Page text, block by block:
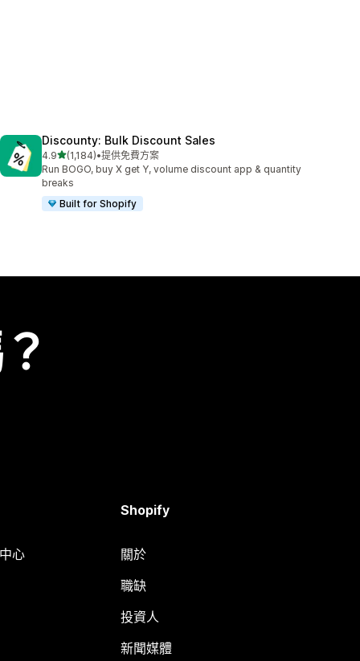
Discounty: Bulk Discount Sales
4.9滿分 5 顆星
(1,184)
共有 1184 則評價
•提供免費方案
Run BOGO, buy X get Y, volume discount app & quantity
breaks
Built for Shopify
心
Shopify
關於
職缺
投資人
新聞媒體